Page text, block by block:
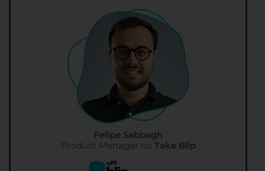
Felipe Sabbagh
Product Manager na Take Blip